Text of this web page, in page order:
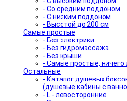
- Со средним поддоном
- С низким поддоном
- Высотой до 200 см
Самые простые
- Без электрики
- Без гидромассажа
- Без крыши
- Самые простые, ничего
Остальные
- Каталог душевых
(душевые кабины с
- L - левосторонние